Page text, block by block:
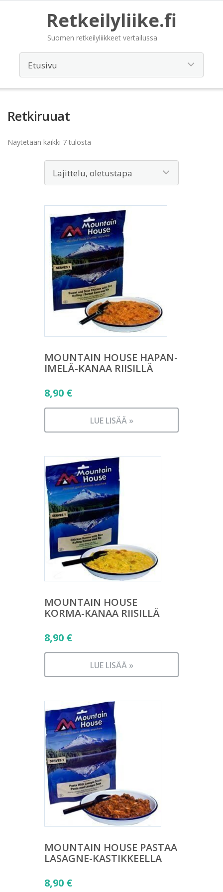
Retkeilyliike.fi
Suomen retkeilyliikkeet vertailussa
Retkiruuat
Näytetään kaikki 7 tulosta
MOUNTAIN HOUSE HAPAN-
IMELÄ-KANAA RIISILLÄ
8,90 €
LUE LISÄÄ »
MOUNTAIN HOUSE
KORMA-KANAA RIISILLÄ
8,90 €
LUE LISÄÄ »
MOUNTAIN HOUSE PASTAA
LASAGNE-KASTIKKEELLA
8,90 €